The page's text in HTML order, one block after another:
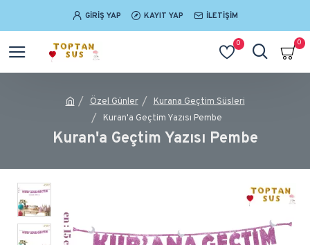
GIRIŞ YAP KAYIT YAP İLETIŞIM
0 0
Özel Günler
Kurana Geçtim Süsleri
Kuran'a Geçtim Yazısı Pembe
Kuran'a Geçtim Yazısı Pembe